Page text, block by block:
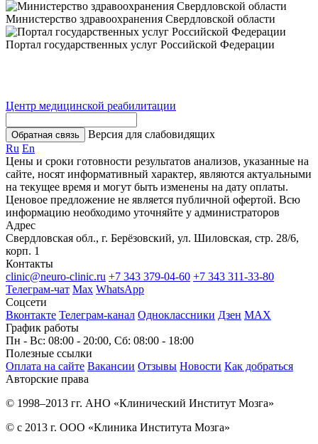
Министерство здравоохранения Свердловской области
Портал государственных услуг Российской Федерации
Центр медицинской реабилитации
Обратная связь
Версия для слабовидящих
Ru En
Цены и сроки готовности результатов анализов, указанные на
сайте, носят информативный характер, являются актуальными
на текущее время и могут быть изменены на дату оплаты.
Ценовое предложение не является публичной офертой. Всю
информацию необходимо уточняйте у администраторов
Адрес
Свердловская обл., г. Берёзовский, ул. Шиловская, стр. 28/6,
корп. 1
Контакты
clinic@neuro-clinic.ru +7 343 379-04-60 +7 343 311-33-80
Телеграм-чат Max WhatsApp
Соцсети
Вконтакте Телеграм-канал Одноклассники Дзен МАХ
График работы
Пн - Вс: 08:00 - 20:00, Сб: 08:00 - 18:00
Полезные ссылки
Оплата на сайте Вакансии Отзывы Новости Как добраться
Авторские права
© 1998–2013 гг. АНО «Клинический Институт Мозга»
© с 2013 г. ООО «Клиника Института Мозга»